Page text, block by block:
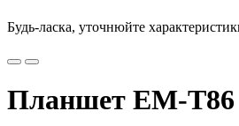
Будь-ласка, уточнюйте
Планшет EM-T86